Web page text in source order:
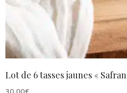
Lot de 6 tasses jaunes «
30,00€